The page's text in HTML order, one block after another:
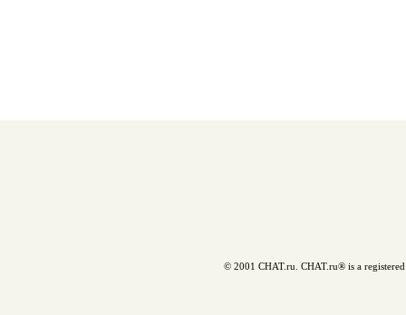
© 2001 CHAT.ru. CHAT.ru® is a